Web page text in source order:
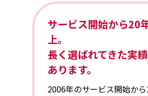
サービス開始から20
上。
長く選ばれてきた実
あります。
2006年のサービス開始か